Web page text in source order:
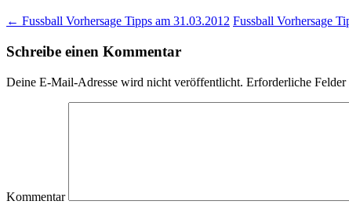
← Fussball Vorhersage Tipps am 31.03.2012 Fussball Vorhersage
Schreibe einen Kommentar
Deine E-Mail-Adresse wird nicht veröffentlicht. Erforderliche Felder
Kommentar